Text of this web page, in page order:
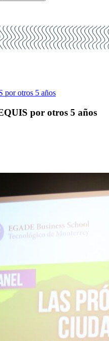
por otros 5 años
por otros 5 años